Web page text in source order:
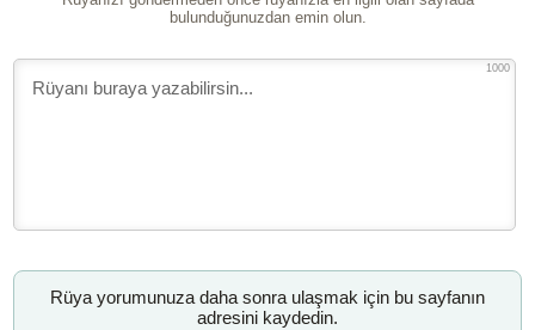
bulunduğunuzdan emin olun.
1000
Rüya yorumunuza daha sonra ulaşmak için bu sayfanın
adresini kaydedin.